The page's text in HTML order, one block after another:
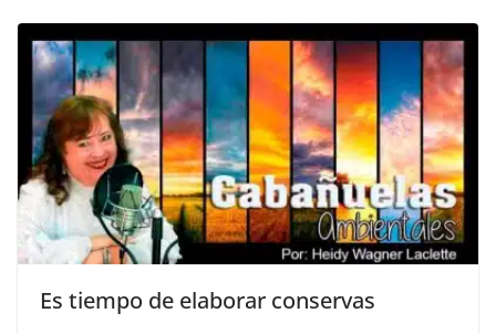
Es tiempo de elaborar conservas